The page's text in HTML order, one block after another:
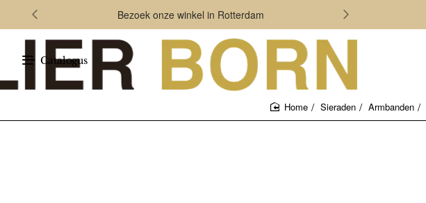
Bezoek onze winkel in Rotterdam
Catalogus
Sieraden Armbanden